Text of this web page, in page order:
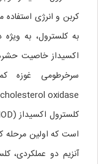
کربن و انرژی
به کلسترول، به
اکسیداز خاصیت
cholesterol oxidase ماندگاری طولانی با عملکرد خوب دارد.
است که اولین مرحله